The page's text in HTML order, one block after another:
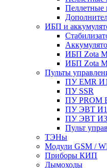
Пеллетные
ИБП и
ИБП Zota
ИБП Zota
Пульты
ПУ EMR И1
ПУ SSR
ПУ PROM
ПУ ЭВТ И1
ПУ ЭВТ И3
Пульт
ТЭНы
Модули GSM /
Приборы КИП
Дымоходы